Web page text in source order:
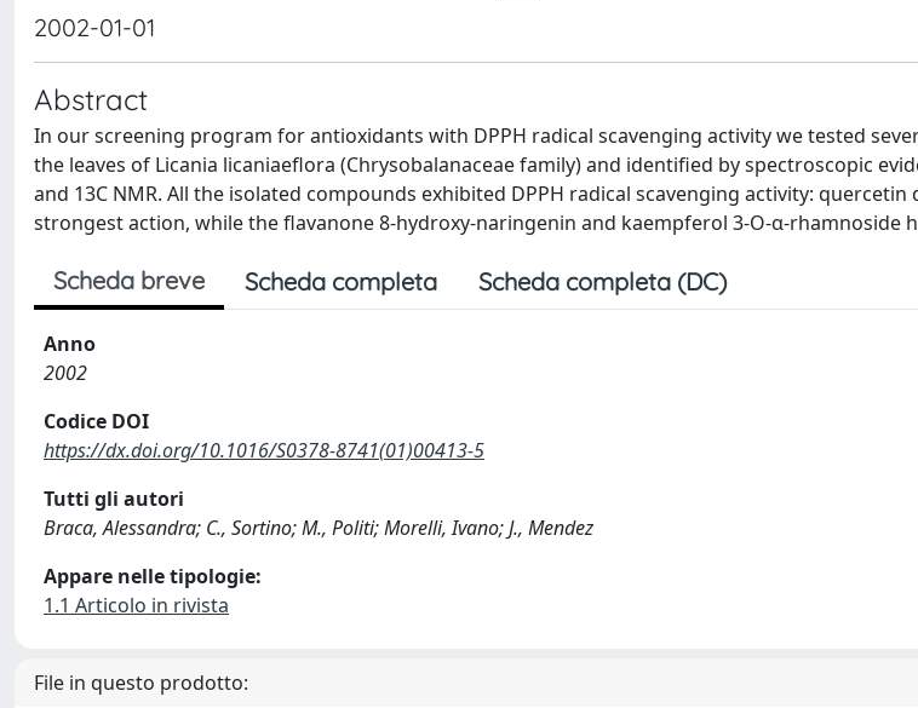
2002-01-01
Abstract
In our screening program for antioxidants with DPPH radical scavenging activity we tested
the leaves of Licania licaniaeflora (Chrysobalanaceae family) and identified by spectroscopic
and 13C NMR. All the isolated compounds exhibited DPPH radical scavenging activity:
strongest action, while the flavanone 8-hydroxy-naringenin and kaempferol 3-O-α-rhamnoside
Scheda breve Scheda completa Scheda completa (DC)
Anno
2002
Codice DOI
https://dx.doi.org/10.1016/S0378-8741(01)00413-5
Tutti gli autori
Braca, Alessandra; C., Sortino; M., Politi; Morelli, Ivano; J., Mendez
Appare nelle tipologie:
1.1 Articolo in rivista
File in questo prodotto: